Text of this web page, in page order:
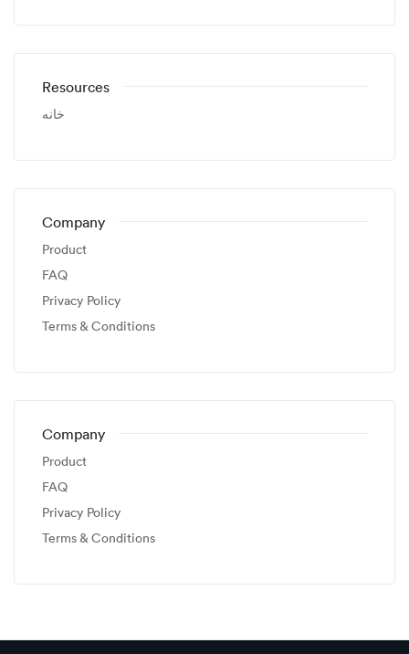
Resources
خانه
Company
Product
FAQ
Privacy Policy
Terms & Conditions
Company
Product
FAQ
Privacy Policy
Terms & Conditions